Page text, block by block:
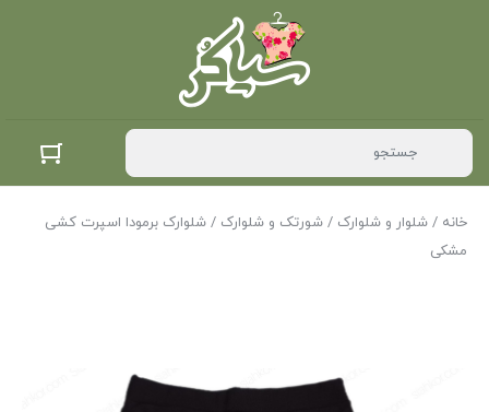
خانه / شلوار و شلوارک / شورتک و شلوارک / شلوارک برمودا اسپرت کشی
مشکی